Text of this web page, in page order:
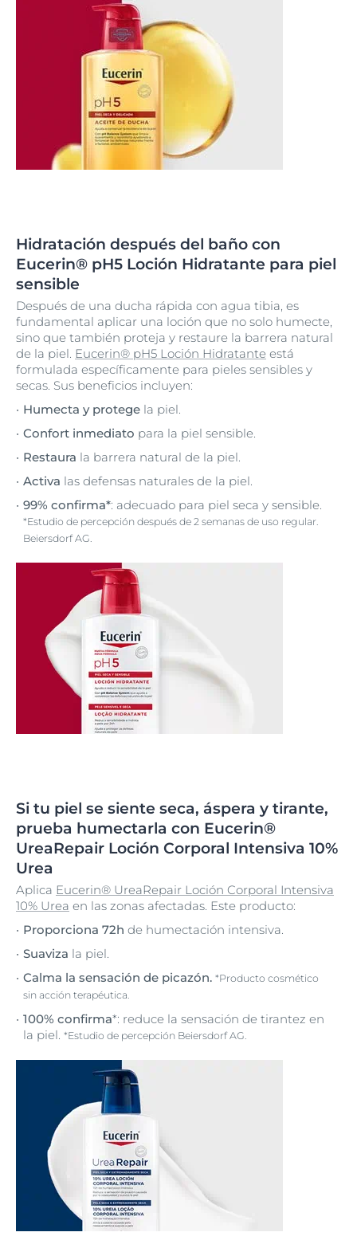
Hidratación después del baño con
Eucerin® pH5 Loción Hidratante para piel
sensible
Después de una ducha rápida con agua tibia, es
fundamental aplicar una loción que no solo humecte,
sino que también proteja y restaure la barrera natural
de la piel. Eucerin® pH5 Loción Hidratante está
formulada específicamente para pieles sensibles y
secas. Sus beneficios incluyen:
Humecta y protege la piel.
Confort inmediato para la piel sensible.
Restaura la barrera natural de la piel.
Activa las defensas naturales de la piel.
99% confirma*: adecuado para piel seca y sensible.
*Estudio de percepción después de 2 semanas de uso regular.
Beiersdorf AG.
Si tu piel se siente seca, áspera y tirante,
prueba humectarla con Eucerin®
UreaRepair Loción Corporal Intensiva 10%
Urea
Aplica Eucerin® UreaRepair Loción Corporal Intensiva
10% Urea en las zonas afectadas. Este producto:
Proporciona 72h de humectación intensiva.
Suaviza la piel.
Calma la sensación de picazón. *Producto cosmético
sin acción terapéutica.
100% confirma*: reduce la sensación de tirantez en
la piel. *Estudio de percepción Beiersdorf AG.